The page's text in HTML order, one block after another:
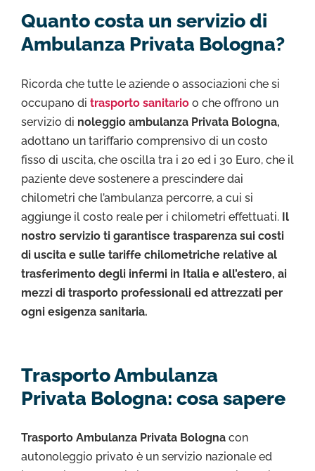
Quanto costa un servizio di
Ambulanza Privata Bologna?
Ricorda che tutte le aziende o associazioni che si
occupano di trasporto sanitario o che offrono un
servizio di noleggio ambulanza Privata Bologna,
adottano un tariffario comprensivo di un costo
fisso di uscita, che oscilla tra i 20 ed i 30 Euro, che il
paziente deve sostenere a prescindere dai
chilometri che l’ambulanza percorre, a cui si
aggiunge il costo reale per i chilometri effettuati. Il
nostro servizio ti garantisce trasparenza sui costi
di uscita e sulle tariffe chilometriche relative al
trasferimento degli infermi in Italia e all’estero, ai
mezzi di trasporto professionali ed attrezzati per
ogni esigenza sanitaria.
Trasporto Ambulanza
Privata Bologna: cosa sapere
Trasporto Ambulanza Privata Bologna con
autonoleggio privato è un servizio nazionale ed